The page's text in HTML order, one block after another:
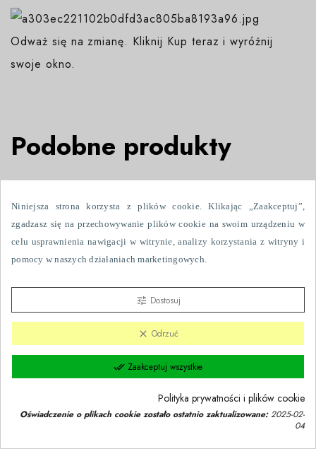
Odważ się na zmianę. Kliknij Kup teraz i wyróżnij
swoje okno.
Podobne produkty
NOWY 
Niniejsza strona korzysta z plików cookie. Klikając „Zaakceptuj”,
zgadzasz się na przechowywanie plików cookie na swoim urządzeniu w
celu usprawnienia nawigacji w witrynie, analizy korzystania z witryny i
pomocy w naszych działaniach marketingowych.
tune Dostosuj
clear Odrzuć
done_all Zaakceptuj wszystkie
Polityka prywatności i plików cookie
Oświadczenie o plikach cookie zostało ostatnio zaktualizowane:2025-02-
04